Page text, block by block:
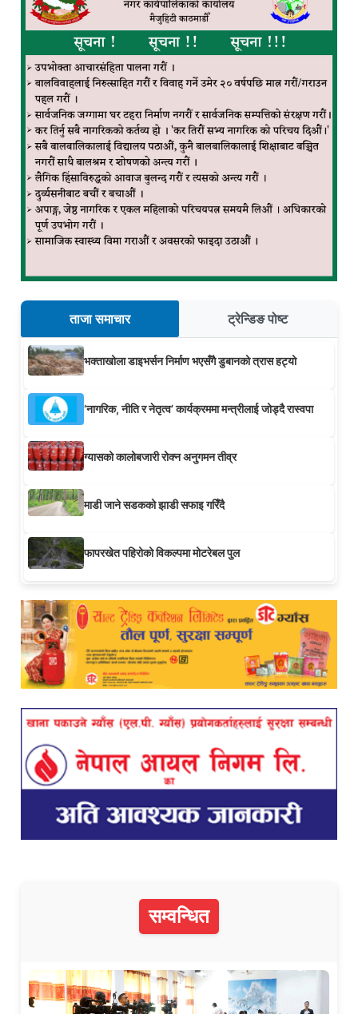
ताजा समाचार ट्रेन्डिङ पोष्ट
भक्ताखोला डाइभर्सन निर्माण भएसँगै डुबानको त्रास हट्यो
‘नागरिक, नीति र नेतृत्व’ कार्यक्रममा मन्त्रीलाई जोड्दै रास्वपा
ग्यासको कालोबजारी रोक्न अनुगमन तीव्र
माडी जाने सडकको झाडी सफाइ गरिँदै
फापरखेत पहिरोको विकल्पमा मोटरेबल पुल
सम्वन्धित